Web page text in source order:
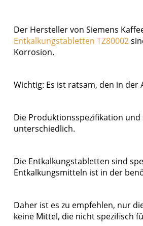
Der Hersteller von Siemens
Entkalkungstabletten TZ80002
Korrosion.
Wichtig: Es ist ratsam, den in
Die Produktionsspezifikation
unterschiedlich.
Die Entkalkungstabletten sind
Entkalkungsmitteln ist in der
Daher ist es zu empfehlen, nur
keine Mittel, die nicht spezifisch